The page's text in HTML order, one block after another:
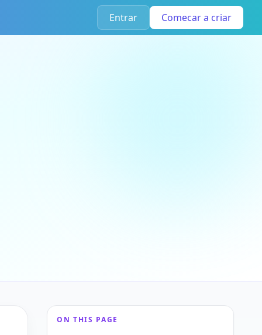
Entrar Comecar a criar
ON THIS PAGE